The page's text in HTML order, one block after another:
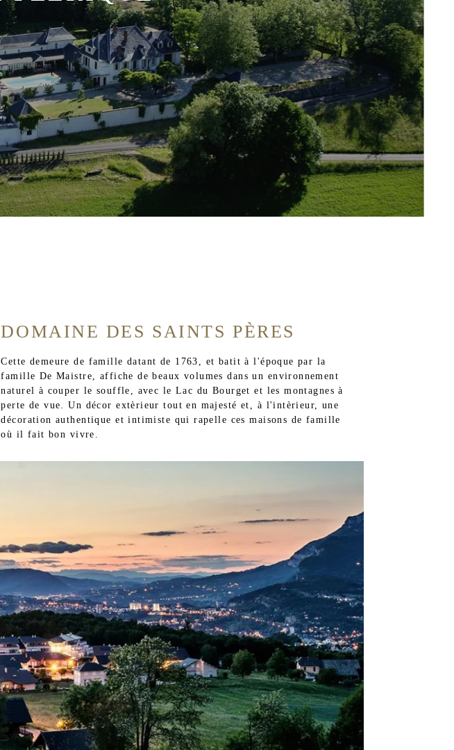
DOMAINE DES SAINTS PÈRES
Cette demeure de famille datant de 1763, et batit à l'époque par la
famille De Maistre, affiche de beaux volumes dans un environnement
naturel à couper le souffle, avec le Lac du Bourget et les montagnes à
perte de vue. Un décor extèrieur tout en majesté et, à l'intèrieur, une
décoration authentique et intimiste qui rapelle ces maisons de famille
où il fait bon vivre.